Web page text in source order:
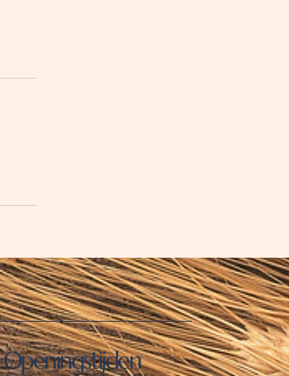
Openingstijden